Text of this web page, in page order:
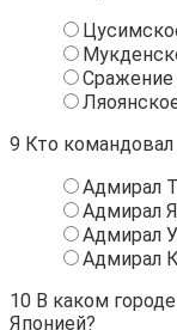
Сражение
9 Кто
Адмирал
Адмирал
Адмирал
Адмирал
10 В каком
Японией?